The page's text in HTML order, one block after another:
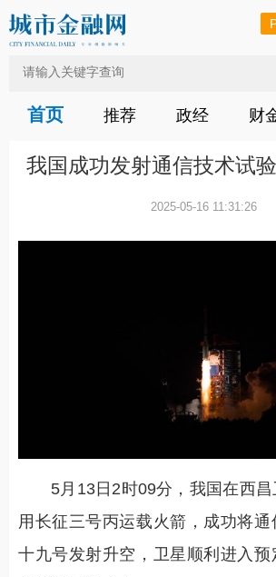
首页 推荐 政经 财
我国成功发射通信技术试
2025-05-16 11:31:26
5月13日2时09分，我国在西
用长征三号丙运载火箭，成功将通
十九号发射升空，卫星顺利进入